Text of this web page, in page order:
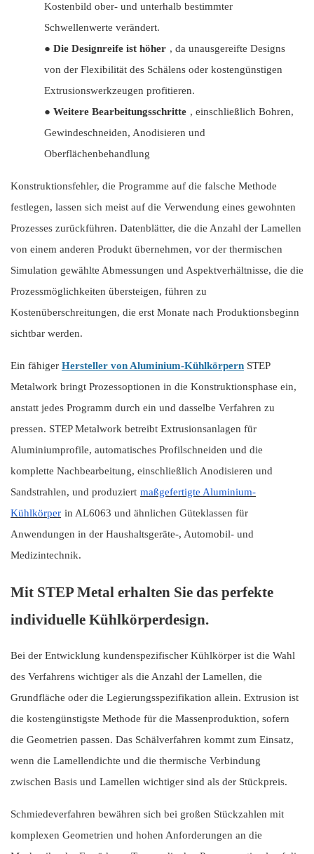
Kostenbild ober- und unterhalb bestimmter
Schwellenwerte verändert.
● Die Designreife ist höher , da unausgereifte Designs
von der Flexibilität des Schälens oder kostengünstigen
Extrusionswerkzeugen profitieren.
● Weitere Bearbeitungsschritte , einschließlich Bohren,
Gewindeschneiden, Anodisieren und
Oberflächenbehandlung
Konstruktionsfehler, die Programme auf die falsche Methode
festlegen, lassen sich meist auf die Verwendung eines gewohnten
Prozesses zurückführen. Datenblätter, die die Anzahl der Lamellen
von einem anderen Produkt übernehmen, vor der thermischen
Simulation gewählte Abmessungen und Aspektverhältnisse, die die
Prozessmöglichkeiten übersteigen, führen zu
Kostenüberschreitungen, die erst Monate nach Produktionsbeginn
sichtbar werden.
Ein fähiger Hersteller von Aluminium-Kühlkörpern STEP
Metalwork bringt Prozessoptionen in die Konstruktionsphase ein,
anstatt jedes Programm durch ein und dasselbe Verfahren zu
pressen. STEP Metalwork betreibt Extrusionsanlagen für
Aluminiumprofile, automatisches Profilschneiden und die
komplette Nachbearbeitung, einschließlich Anodisieren und
Sandstrahlen, und produziert maßgefertigte Aluminium-
Kühlkörper in AL6063 und ähnlichen Güteklassen für
Anwendungen in der Haushaltsgeräte-, Automobil- und
Medizintechnik.
Mit STEP Metal erhalten Sie das perfekte
individuelle Kühlkörperdesign.
Bei der Entwicklung kundenspezifischer Kühlkörper ist die Wahl
des Verfahrens wichtiger als die Anzahl der Lamellen, die
Grundfläche oder die Legierungsspezifikation allein. Extrusion ist
die kostengünstigste Methode für die Massenproduktion, sofern
die Geometrien passen. Das Schälverfahren kommt zum Einsatz,
wenn die Lamellendichte und die thermische Verbindung
zwischen Basis und Lamellen wichtiger sind als der Stückpreis.
Schmiedeverfahren bewähren sich bei großen Stückzahlen mit
komplexen Geometrien und hohen Anforderungen an die